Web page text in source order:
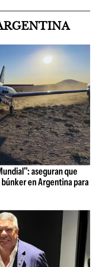
aseguran que
en Argentina para